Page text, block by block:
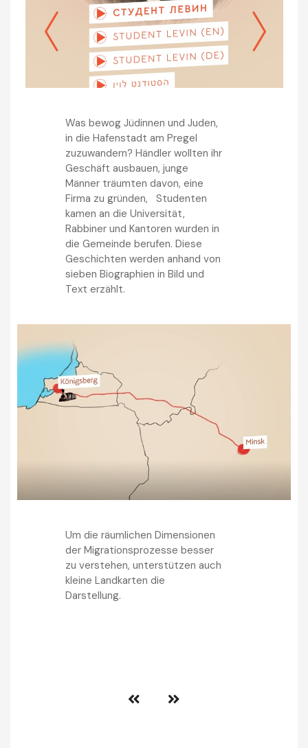
Was bewog Jüdinnen und Juden,
in die Hafenstadt am Pregel
zuzuwandern? Händler wollten ihr
Geschäft ausbauen, junge
Männer träumten davon, eine
Firma zu gründen, Studenten
kamen an die Universität,
Rabbiner und Kantoren wurden in
die Gemeinde berufen. Diese
Geschichten werden anhand von
sieben Biographien in Bild und
Text erzählt.
Um die räumlichen Dimensionen
der Migrationsprozesse besser
zu verstehen, unterstützen auch
kleine Landkarten die
Darstellung.